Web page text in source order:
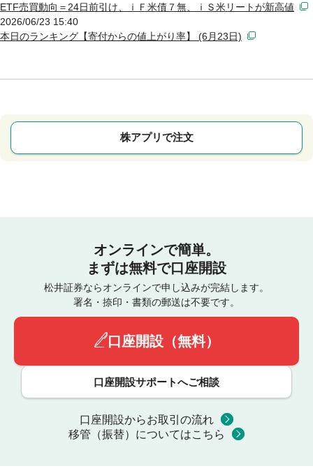
ETF売買動向＝24日前引け、ｉＦ米債７無、ｉＳ米リートが新高値
2026/06/23 15:40
本日のランキング【寄付からの値上がり率】 (6月23日)
株アプリで注文
オンラインで簡単。
まずは無料で口座開設
松井証券ならオンラインで申し込みが完結します。
署名・捺印・書類の郵送は不要です。
口座開設（無料）
口座開設サポートへご相談
口座開設からお取引の流れ
移管（振替）についてはこちら